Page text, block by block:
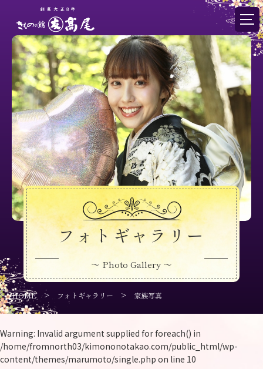
フォトギャラリー
～ Photo Gallery ～
HOME > フォトギャラリー > 家族写真
Warning: Invalid argument supplied for foreach() in
/home/fromnorth03/kimononotakao.com/public_html/wp-
content/themes/marumoto/single.php on line 10